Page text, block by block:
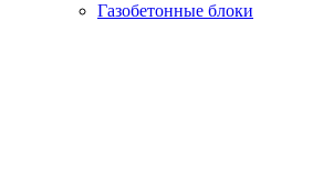
Газобетонные блоки